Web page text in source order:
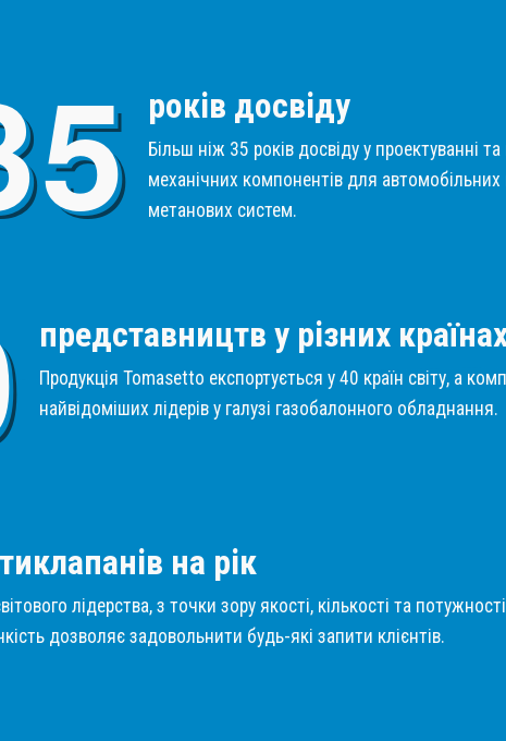
5
років досвіду
Більш ніж 35 років досвіду у проектуванні
механічних компонентів для
метанових систем.
представництв у різних
Продукція Tomasetto експортується у 40 країн світу, а
найвідоміших лідерів у галузі газобалонного обладнання.
на рік
лідерства, з точки зору якості, кількості та потужності
дозволяє задовольнити будь-які запити клієнтів.